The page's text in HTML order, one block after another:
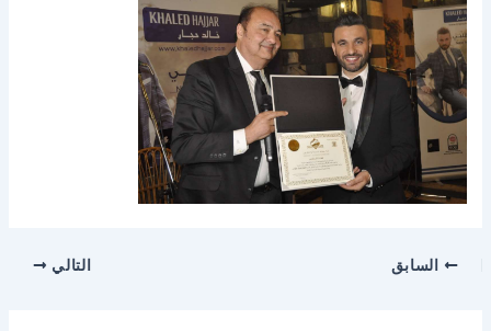
السابق التالي